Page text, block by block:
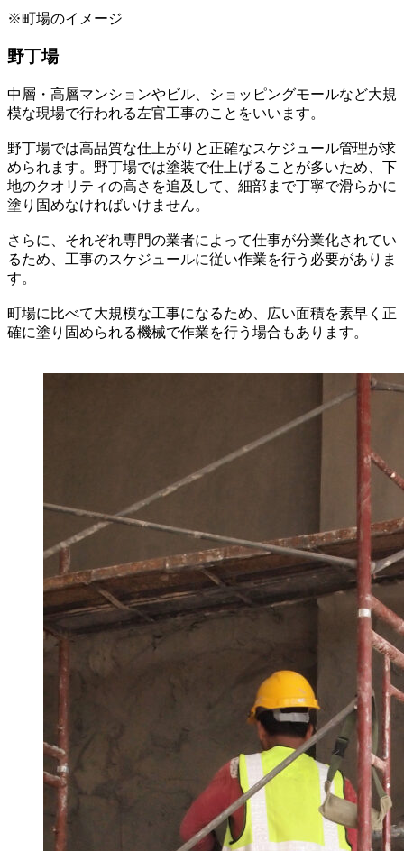
※町場のイメージ
野丁場
中層・高層マンションやビル、ショッピングモールなど大規
模な現場で行われる左官工事のことをいいます。
野丁場では高品質な仕上がりと正確なスケジュール管理が求
められます。野丁場では塗装で仕上げることが多いため、下
地のクオリティの高さを追及して、細部まで丁寧で滑らかに
塗り固めなければいけません。
さらに、それぞれ専門の業者によって仕事が分業化されてい
るため、工事のスケジュールに従い作業を行う必要がありま
す。
町場に比べて大規模な工事になるため、広い面積を素早く正
確に塗り固められる機械で作業を行う場合もあります。